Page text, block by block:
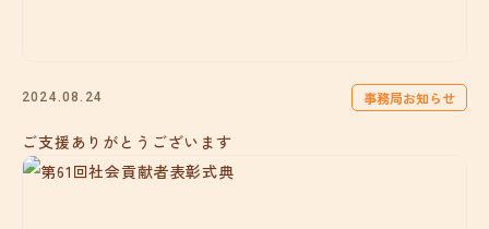
2024.08.24 事務局お知らせ
ご支援ありがとうございます